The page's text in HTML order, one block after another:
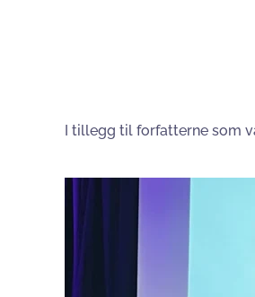
I tillegg til forfatterne som